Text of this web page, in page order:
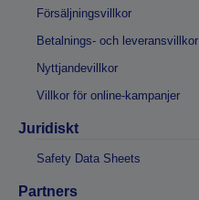
Försäljningsvillkor
Betalnings- och leveransvillkor
Nyttjandevillkor
Villkor för online-kampanjer
Juridiskt
Safety Data Sheets
Partners